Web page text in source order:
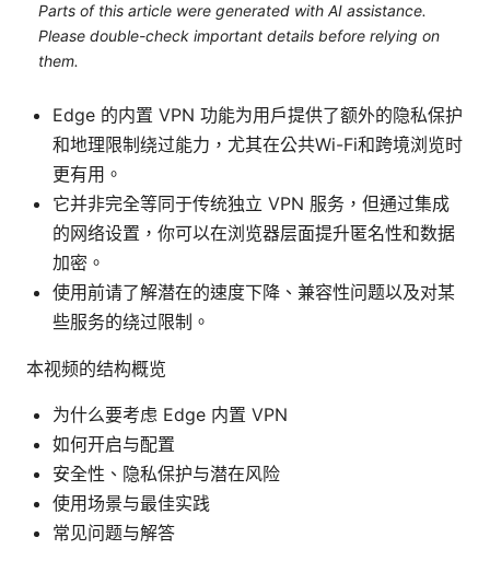
Parts of this article were generated with AI assistance.
Please double-check important details before relying on
them.
Edge 的内置 VPN 功能为用户提供了额外的隐私保护
和地理限制绕过能力，尤其在公共Wi-Fi和跨境浏览时
更有用。
它并非完全等同于传统独立 VPN 服务，但通过集成
的网络设置，你可以在浏览器层面提升匿名性和数据
加密。
使用前请了解潜在的速度下降、兼容性问题以及对某
些服务的绕过限制。
本视频的结构概览
为什么要考虑 Edge 内置 VPN
如何开启与配置
安全性、隐私保护与潜在风险
使用场景与最佳实践
常见问题与解答